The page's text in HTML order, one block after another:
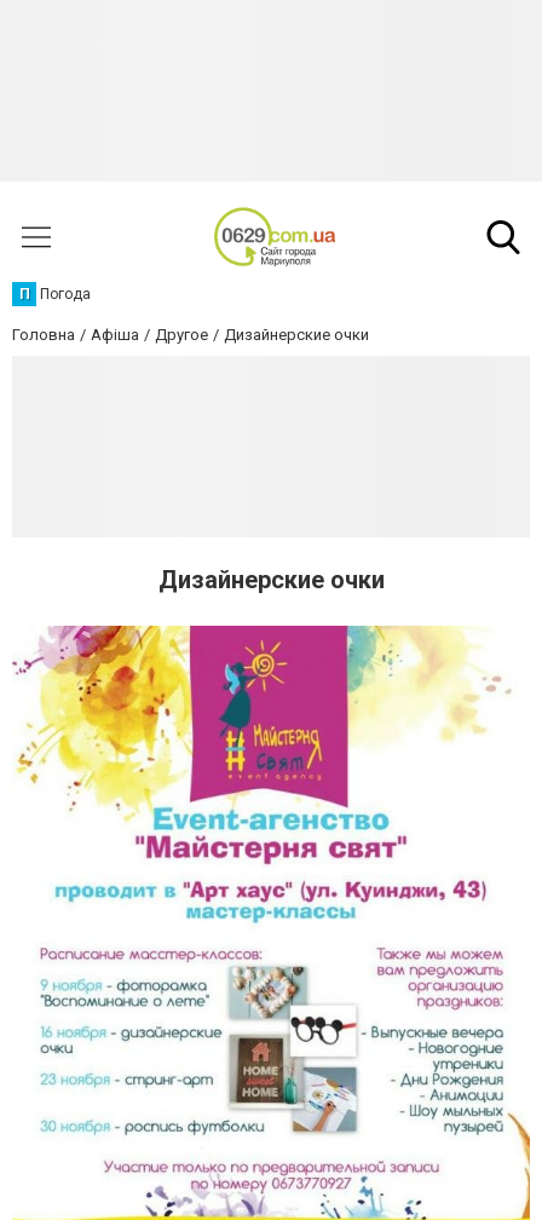
П Погода
Головна Афіша Другое Дизайнерские очки
Дизайнерские очки